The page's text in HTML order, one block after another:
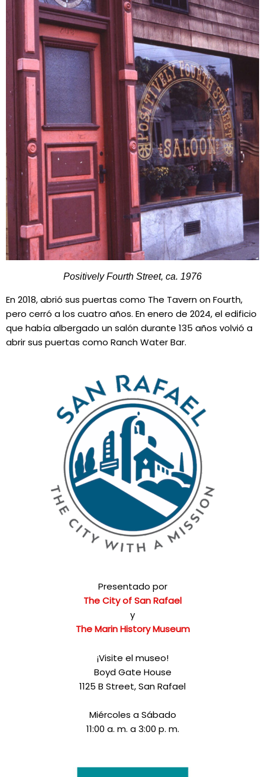
Positively Fourth Street, ca. 1976
En 2018, abrió sus puertas como The Tavern on Fourth,
pero cerró a los cuatro años. En enero de 2024, el edificio
que había albergado un salón durante 135 años volvió a
abrir sus puertas como Ranch Water Bar.
Presentado por
The City of San Rafael
y
The Marin History Museum
¡Visite el museo!
Boyd Gate House
1125 B Street, San Rafael
Miércoles a Sábado
11:00 a. m. a 3:00 p. m.